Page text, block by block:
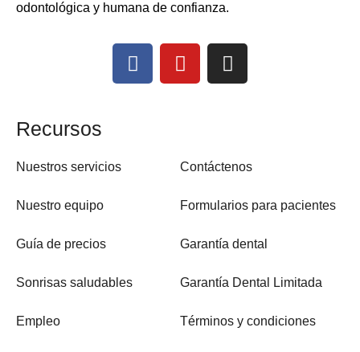
odontológica y humana de confianza.
Recursos
Nuestros servicios
Nuestro equipo
Guía de precios
Sonrisas saludables
Empleo
Contáctenos
Formularios para pacientes
Garantía dental
Garantía Dental Limitada
Términos y condiciones